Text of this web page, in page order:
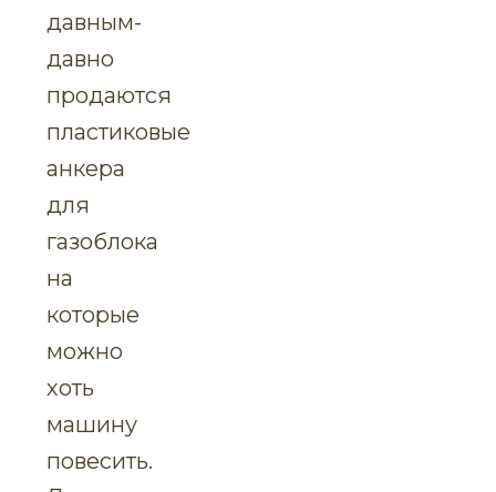
давным-
давно
продаются
пластиковые
анкера
для
газоблока
на
которые
можно
хоть
машину
повесить.